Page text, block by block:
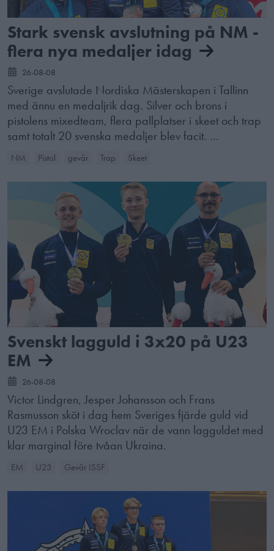
Stark svensk avslutning på NM -
flera nya medaljer idag
26-08-08
Sverige avslutade Nordiska Mästerskapen i Tallinn
med ännu en medaljrik dag. Silver och brons i
pistolens mixedteam, flera pallplatser i skeet och trap
samt totalt 20 svenska medaljer blev facit. …
NM Pistol gevär Trap Skeet
Svenskt lagguld i 3x20 på U23
EM
26-08-08
Victor Lindgren, Jesper Johansson och Frans
Rasmusson sköt i dag hem Sveriges fjärde guld vid
U23 EM i Polska Wroclav när de vann lagguldet med
klar marginal före tvåan Ukraina.
EM U23 Gevär ISSF